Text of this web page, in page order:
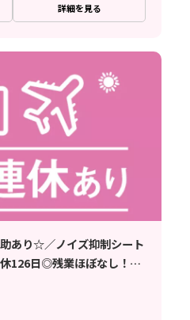
詳細を見る
助あり☆／ノイズ抑制シート
126日◎残業ほぼなし！車